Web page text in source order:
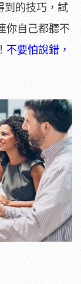
到的技巧，試
你自己都聽不
不要怕說錯，